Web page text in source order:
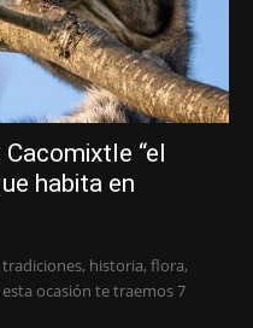
“el
habita en
historia, flora,
ocasión te traemos 7